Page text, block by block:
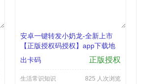
安卓一键转发小奶龙-全新上市
【正版授权码授权】app下载地
址安卓分身软件小奶龙能黑屏抢
红包么
出卡码 正版授权
生活常识知识 825 人次浏览